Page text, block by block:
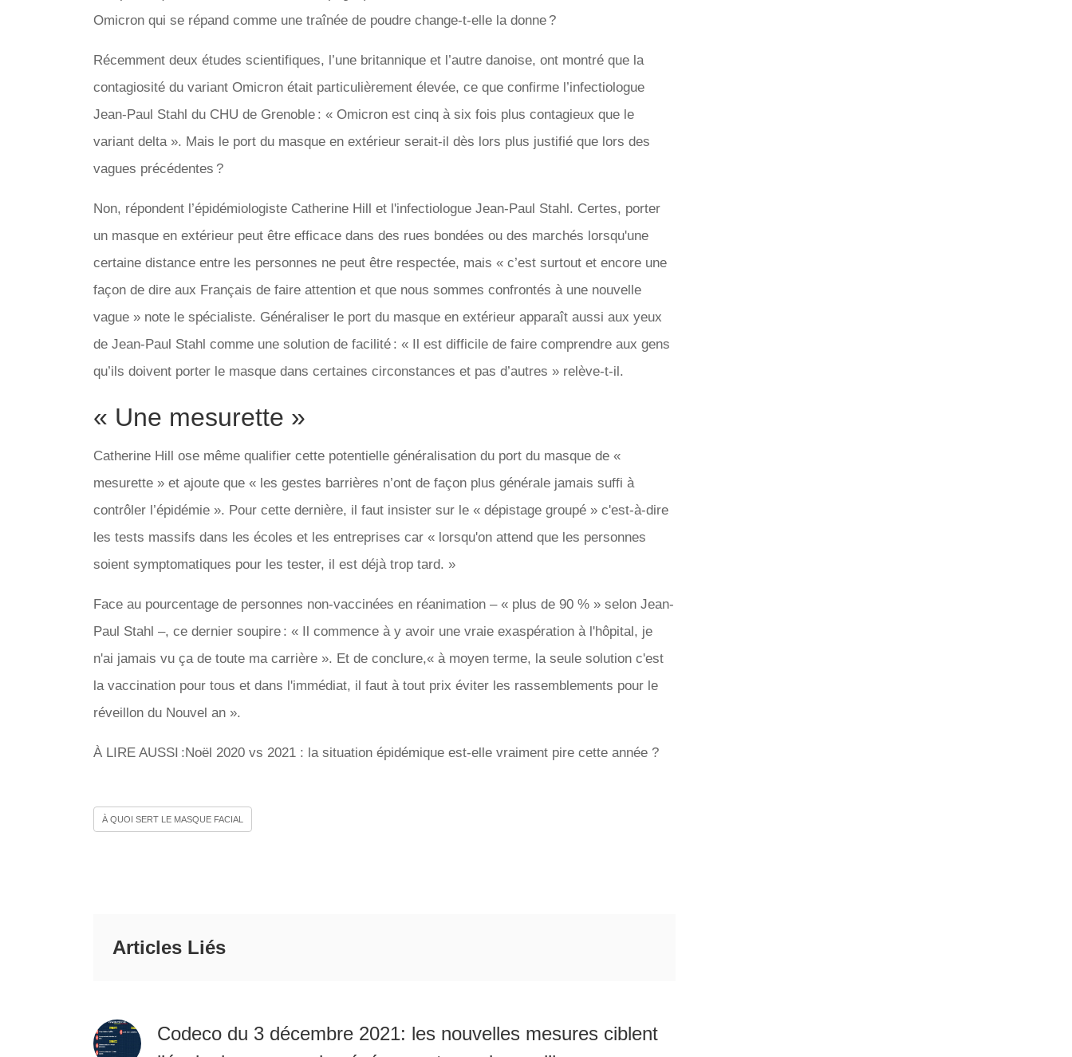
Omicron qui se répand comme une traînée de poudre change-t-elle la donne ?
Récemment deux études scientifiques, l’une britannique et l’autre danoise, ont montré que la
contagiosité du variant Omicron était particulièrement élevée, ce que confirme l’infectiologue
Jean-Paul Stahl du CHU de Grenoble : « Omicron est cinq à six fois plus contagieux que le
variant delta ». Mais le port du masque en extérieur serait-il dès lors plus justifié que lors des
vagues précédentes ?
Non, répondent l’épidémiologiste Catherine Hill et l'infectiologue Jean-Paul Stahl. Certes, porter
un masque en extérieur peut être efficace dans des rues bondées ou des marchés lorsqu'une
certaine distance entre les personnes ne peut être respectée, mais « c’est surtout et encore une
façon de dire aux Français de faire attention et que nous sommes confrontés à une nouvelle
vague » note le spécialiste. Généraliser le port du masque en extérieur apparaît aussi aux yeux
de Jean-Paul Stahl comme une solution de facilité : « Il est difficile de faire comprendre aux gens
qu’ils doivent porter le masque dans certaines circonstances et pas d’autres » relève-t-il.
« Une mesurette »
Catherine Hill ose même qualifier cette potentielle généralisation du port du masque de «
mesurette » et ajoute que « les gestes barrières n’ont de façon plus générale jamais suffi à
contrôler l’épidémie ». Pour cette dernière, il faut insister sur le « dépistage groupé » c'est-à-dire
les tests massifs dans les écoles et les entreprises car « lorsqu'on attend que les personnes
soient symptomatiques pour les tester, il est déjà trop tard. »
Face au pourcentage de personnes non-vaccinées en réanimation – « plus de 90 % »​​​​​​ selon Jean-
Paul Stahl –, ce dernier soupire : « Il commence à y avoir une vraie exaspération à l'hôpital, je
n'ai jamais vu ça de toute ma carrière ». Et de conclure,« à moyen terme, la seule solution c'est
la vaccination pour tous et dans l'immédiat, il faut à tout prix éviter les rassemblements pour le
réveillon du Nouvel an ».
À LIRE AUSSI :Noël 2020 vs 2021 : la situation épidémique est-elle vraiment pire cette année ?
À QUOI SERT LE MASQUE FACIAL
Articles Liés
Codeco du 3 décembre 2021: les nouvelles mesures ciblent